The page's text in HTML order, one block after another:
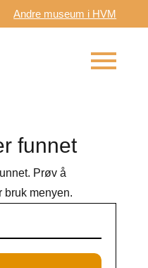
Andre museum i HVM
funnet
Prøv å
bruk menyen.